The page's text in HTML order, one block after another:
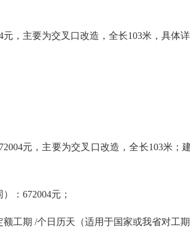
主要为交叉口改造，全长103米，具体
元，主要为交叉口改造，全长103米；
：672004元；
期 /个日历天（适用于国家或我省对工